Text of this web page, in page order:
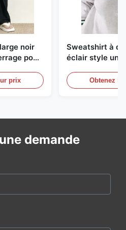
noir
pour
prix
Sweatshirt à
éclair style
rayuresObtenez
demande